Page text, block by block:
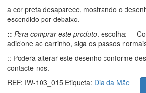
a cor preta desaparece, mostrando o
escondido por debaixo.
:: Para comprar este produto, escolha; –
adicione ao carrinho, siga os passos
:: Poderá alterar este desenho conforme
contacte-nos.
REF: IW-103_015 Etiqueta: Dia da Mãe